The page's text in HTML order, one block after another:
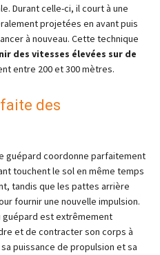
Durant celle-ci, il court à une
projetées en avant puis
à nouveau. Cette technique
des vitesses élevées sur de
entre 200 et 300 mètres.
des
guépard coordonne parfaitement
touchent le sol en même temps
tandis que les pattes arrière
fournir une nouvelle impulsion.
guépard est extrêmement
et de contracter son corps à
puissance de propulsion et sa